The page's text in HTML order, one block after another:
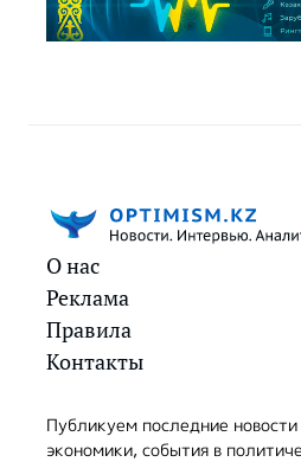
О нас
Реклама
Правила
Контакты
Публикуем последние
экономики, события в